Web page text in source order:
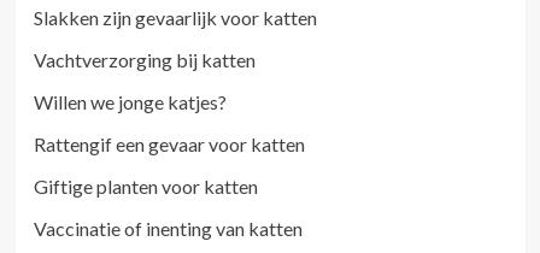
Slakken zijn gevaarlijk voor katten
Vachtverzorging bij katten
Willen we jonge katjes?
Rattengif een gevaar voor katten
Giftige planten voor katten
Vaccinatie of inenting van katten